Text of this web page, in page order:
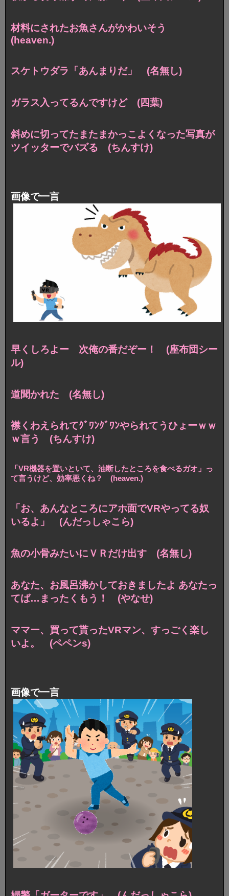
材料にされたお魚さんがかわいそう
(heaven.)
スケトウダラ「あんまりだ」 (名無し)
ガラス入ってるんですけど (四葉)
斜めに切ってたまたまかっこよくなった写真が
ツイッターでバズる (ちんすけ)
画像で一言
早くしろよー 次俺の番だぞー！ (座布団シー
ル)
道聞かれた (名無し)
襟くわえられてｸﾞﾜﾝｸﾞﾜﾝやられてうひょーｗｗ
ｗ言う (ちんすけ)
「VR機器を置いといて、油断したところを食べるガオ」っ
て言うけど、効率悪くね？ (heaven.)
「お、あんなところにアホ面でVRやってる奴
いるよ」 (んだっしゃこら)
魚の小骨みたいにＶＲだけ出す (名無し)
あなた、お風呂沸かしておきましたよ あなたっ
てば…まったくもう！ (やなせ)
ママー、買って貰ったVRマン、すっごく楽し
いよ。 (ペペンs)
画像で一言